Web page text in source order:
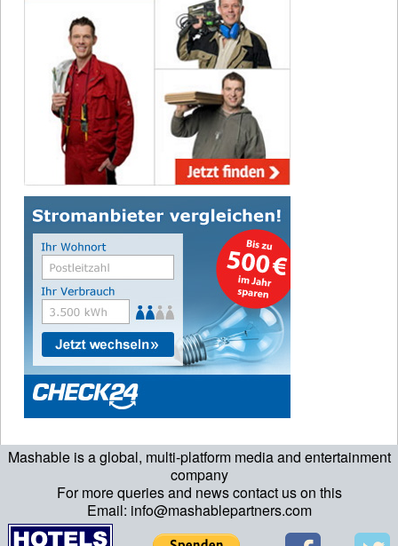
Mashable is a global, multi-platform media and entertainment
company
For more queries and news contact us on this
Email: info@mashablepartners.com